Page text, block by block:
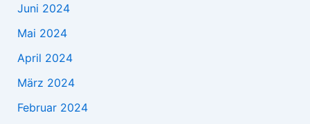
Juni 2024
Mai 2024
April 2024
März 2024
Februar 2024